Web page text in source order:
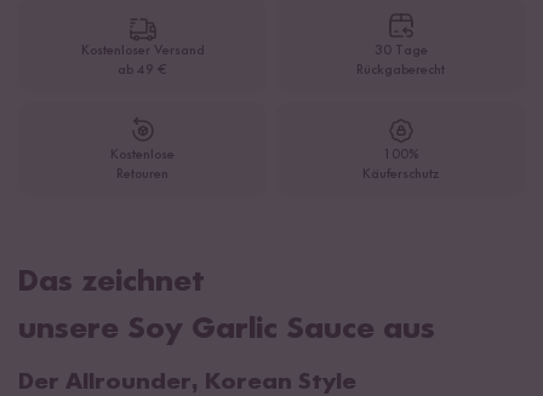
Kostenloser Versand
ab 49 €
30 Tage
Rückgaberecht
Kostenlose
Retouren
100%
Käuferschutz
Das zeichnet
unsere Soy Garlic Sauce aus
Der Allrounder, Korean Style